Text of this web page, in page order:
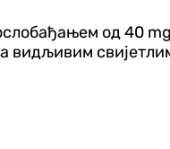
од 40
видљивим